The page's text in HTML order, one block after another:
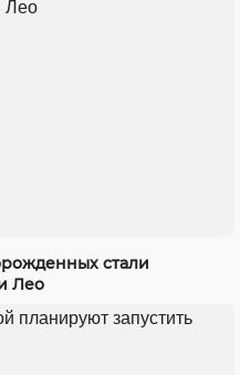
стали
Лео